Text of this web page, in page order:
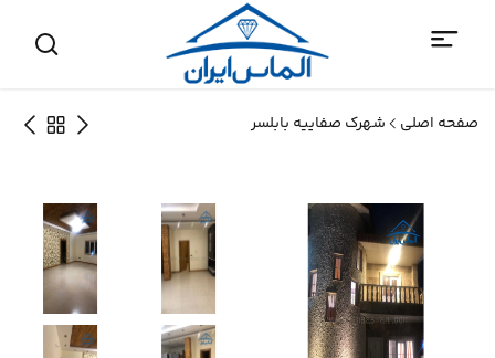
صفحه اصلی شهرک صفاییه بابلسر